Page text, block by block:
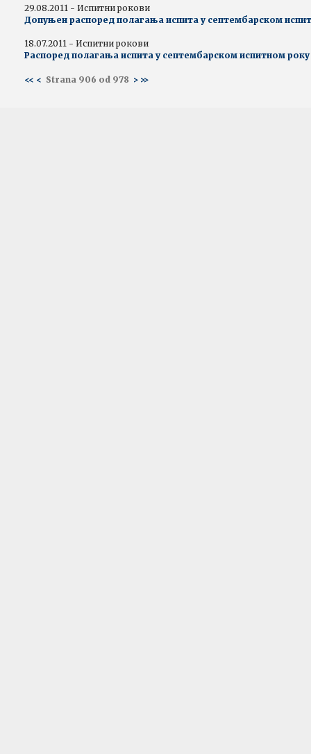
29.08.2011 - Испитни рокови
Допуњен распоред полагања испита у септембарском
18.07.2011 - Испитни рокови
Распоред полагања испита у септембарском испитном року
<< < Strana 906 od 978 > >>